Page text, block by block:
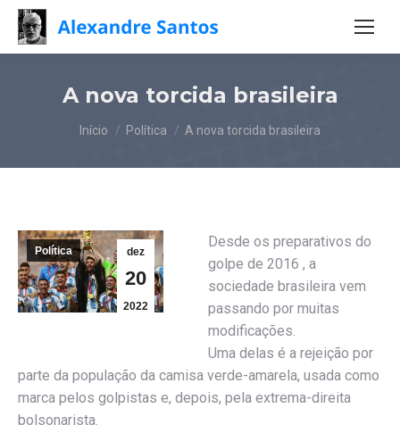
A nova torcida brasileira
Você está aqui:
Início Política A nova torcida brasileira
dez
20
2022
Política
Desde os preparativos do
golpe de 2016 , a
sociedade brasileira vem
passando por muitas
modificações.
Uma delas é a rejeição por
parte da população da camisa verde-amarela, usada como
marca pelos golpistas e, depois, pela extrema-direita
bolsonarista.